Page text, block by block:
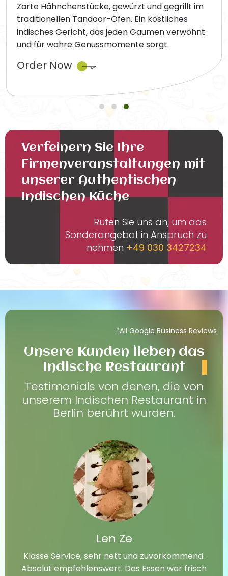
Zarte Hähnchenstücke, gewürzt und gegrillt im
traditionellen Tandoor-Ofen. Ein köstliches
indisches Gericht, das jeden Gaumen verwöhnt
und für wahre Genussmomente sorgt.
Order Now
Verfeinern Sie Ihre
Firmenveranstaltungen mit
unserer Authentischen
Indischen Küche
Rufen Sie uns an, um das
Sonderangebot in Anspruch zu
nehmen +49 030 3427234
*All Google Business Reviews
Unsere Kunden lieben das
Indische Restaurant
Testimonials von denen, die von
unserem Indischen Restaurant in
Berlin berührt wurden.
Len Ze
Klasse Service, sehr nett und zuvorkommend.
Absolut empfehlenswert. Das Essen war frisch